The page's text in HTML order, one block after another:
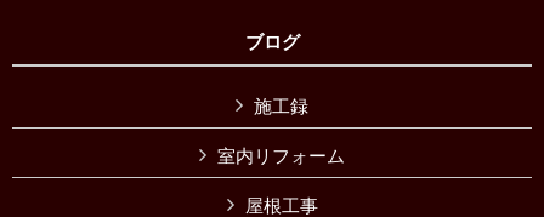
ブログ
施工録
室内リフォーム
屋根工事